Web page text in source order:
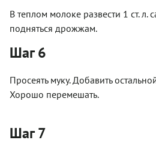
В теплом молоке развести 1 ст. л.
подняться дрожжам.
Шаг 6
Просеять муку. Добавить
Хорошо перемешать.
Шаг 7